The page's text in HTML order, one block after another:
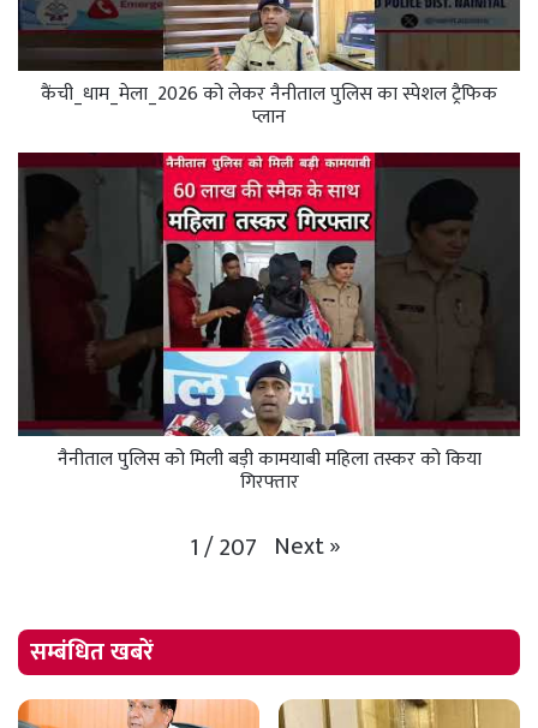
कैंची_धाम_मेला_2026 को लेकर नैनीताल पुलिस का स्पेशल ट्रैफिक
प्लान
नैनीताल पुलिस को मिली बड़ी कामयाबी महिला तस्कर को किया
गिरफ्तार
1/207 Next»
सम्बंधित खबरें